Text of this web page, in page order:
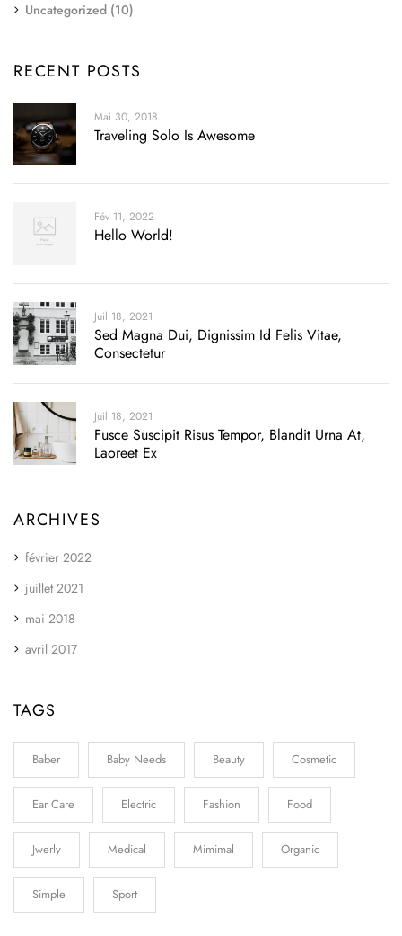
Uncategorized (10)
RECENT POSTS
Mai 30, 2018
Traveling Solo Is Awesome
Fév 11, 2022
Hello World!
Juil 18, 2021
Sed Magna Dui, Dignissim Id Felis Vitae,
Consectetur
Juil 18, 2021
Fusce Suscipit Risus Tempor, Blandit Urna At,
Laoreet Ex
ARCHIVES
février 2022
juillet 2021
mai 2018
avril 2017
TAGS
Baber Baby Needs Beauty Cosmetic
Ear Care Electric Fashion Food
Jwerly Medical Mimimal Organic
Simple Sport